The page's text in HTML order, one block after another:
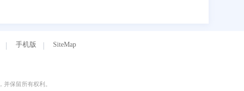
手机版 SiteMap
并保留所有权利。